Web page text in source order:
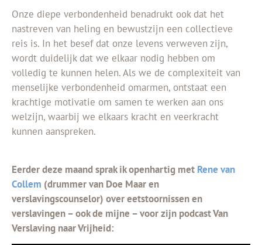
Onze diepe verbondenheid benadrukt ook dat het
nastreven van heling en bewustzijn een collectieve
reis is. In het besef dat onze levens verweven zijn,
wordt duidelijk dat we elkaar nodig hebben om
volledig te kunnen helen. Als we de complexiteit van
menselijke verbondenheid omarmen, ontstaat een
krachtige motivatie om samen te werken aan ons
welzijn, waarbij we elkaars kracht en veerkracht
kunnen aanspreken.
Eerder deze maand sprak ik openhartig met Rene van
Collem (drummer van Doe Maar en
verslavingscounselor) over eetstoornissen en
verslavingen – ook de mijne – voor zijn podcast Van
Verslaving naar Vrijheid: